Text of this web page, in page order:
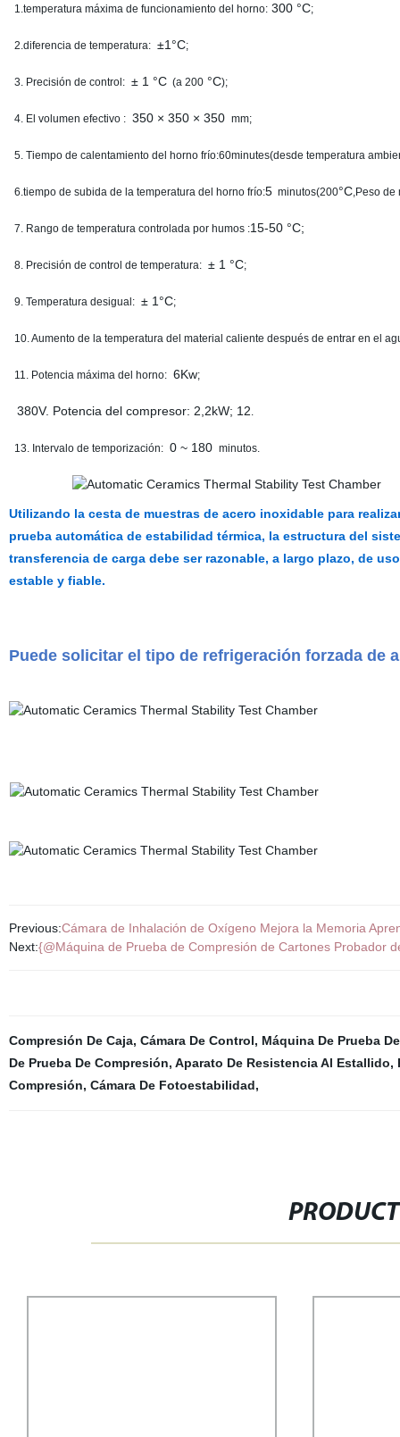
1.temperatura máxima de funcionamiento del horno:300°C;
2.diferencia de temperatura: ±1°C;
3. Precisión de control: ± 1 °C (a 200°C);
4. El volumen efectivo : 350 × 350 × 350 mm;
5. Tiempo de calentamiento del horno frío:60minutes(desde temperatura
6.tiempo de subida de la temperatura del horno frío:5 minutos(200°C,Peso de
7. Rango de temperatura controlada por humos :15-50 °C;
8. Precisión de control de temperatura: ± 1 °C;
9. Temperatura desigual: ± 1°C;
10. Aumento de la temperatura del material caliente después de entrar en el
11. Potencia máxima del horno: 6Kw;
380V. Potencia del compresor: 2,2kW; 12.
13. Intervalo de temporización: 0 ~ 180 minutos.
Utilizando la cesta de muestras de acero inoxidable para
prueba automática de estabilidad térmica, la estructura del
transferencia de carga debe ser razonable, a largo plazo, de uso
estable y fiable.
Puede solicitar el tipo de refrigeración forzada de
Previous:Cámara de Inhalación de Oxígeno Mejora la Memoria
Next:{@Máquina de Prueba de Compresión de Cartones Probador
Compresión De Caja, Cámara De Control, Máquina De Prueba
De Prueba De Compresión, Aparato De Resistencia Al Estallido,
Compresión, Cámara De Fotoestabilidad,